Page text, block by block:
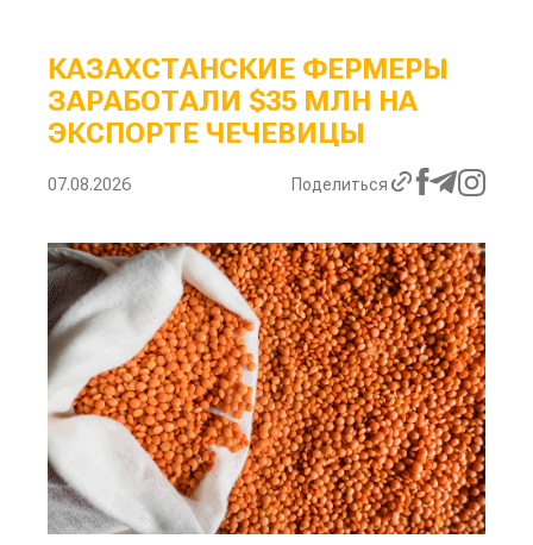
КАЗАХСТАНСКИЕ ФЕРМЕРЫ
ЗАРАБОТАЛИ $35 МЛН НА
ЭКСПОРТЕ ЧЕЧЕВИЦЫ
07.08.2026 Поделиться